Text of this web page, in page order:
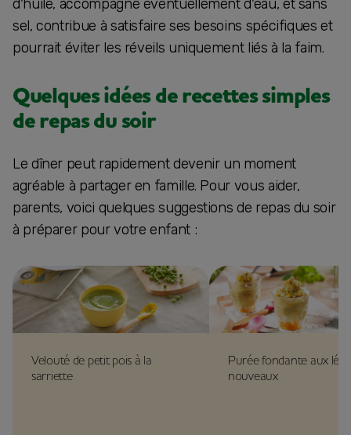
d'huile, accompagné éventuellement d'eau, et sans
sel, contribue à satisfaire ses besoins spécifiques et
pourrait éviter les réveils uniquement liés à la faim.
Quelques idées de recettes simples
de repas du soir
Le dîner peut rapidement devenir un moment
agréable à partager en famille. Pour vous aider,
parents, voici quelques suggestions de repas du soir
à préparer pour votre enfant :
Velouté de petit pois à la
sarriette
Purée fondante aux
nouveaux